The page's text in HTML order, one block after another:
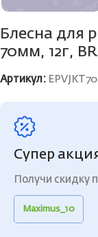
Блесна для
70мм, 12г,
Артикул:
Супер
Получи скидку
Maximus_10